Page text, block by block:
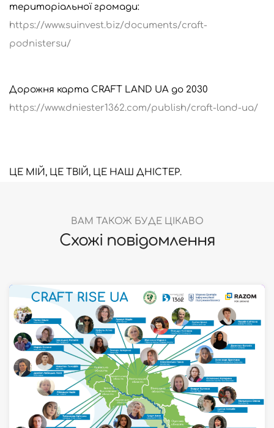
територіальної громади:
https://www.suinvest.biz/documents/craft-
podnistersu/
Дорожня карта CRAFT LAND UA до 2030
https://www.dniester1362.com/publish/craft-land-ua/
ЦЕ МІЙ, ЦЕ ТВІЙ, ЦЕ НАШ ДНІСТЕР.
ВАМ ТАКОЖ БУДЕ ЦІКАВО
Схожі повідомлення